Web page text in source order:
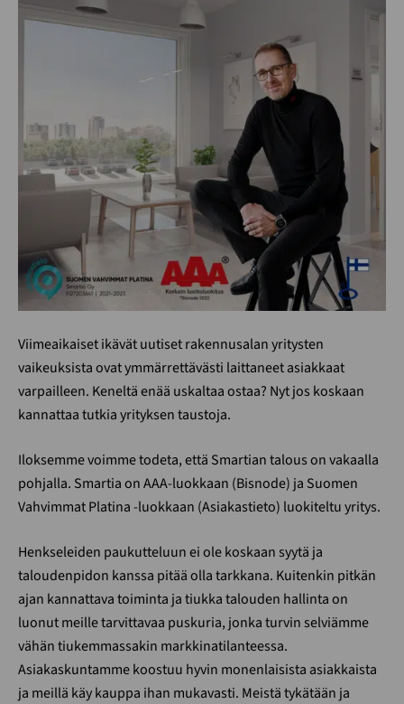
Viimeaikaiset ikävät uutiset rakennusalan yritysten
vaikeuksista ovat ymmärrettävästi laittaneet asiakkaat
varpailleen. Keneltä enää uskaltaa ostaa? Nyt jos koskaan
kannattaa tutkia yrityksen taustoja.
Iloksemme voimme todeta, että Smartian talous on vakaalla
pohjalla. Smartia on AAA-luokkaan (Bisnode) ja Suomen
Vahvimmat Platina -luokkaan (Asiakastieto) luokiteltu yritys.
Henkseleiden paukutteluun ei ole koskaan syytä ja
taloudenpidon kanssa pitää olla tarkkana. Kuitenkin pitkän
ajan kannattava toiminta ja tiukka talouden hallinta on
luonut meille tarvittavaa puskuria, jonka turvin selviämme
vähän tiukemmassakin markkinatilanteessa.
Asiakaskuntamme koostuu hyvin monenlaisista asiakkaista
ja meillä käy kauppa ihan mukavasti. Meistä tykätään ja